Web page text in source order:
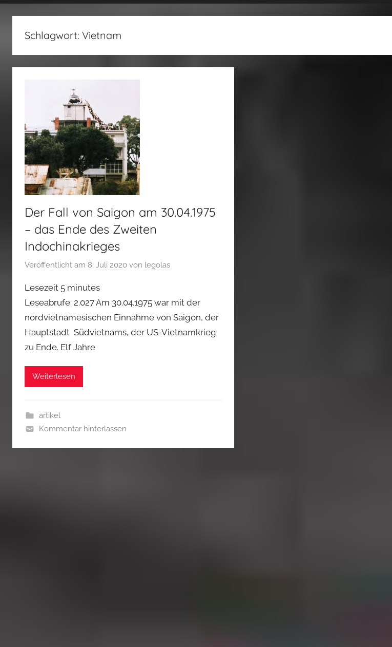
fertig…!
Schlagwort: Vietnam
Der Fall von Saigon am 30.04.1975
– das Ende des Zweiten
Indochinakrieges
Veröffentlicht am 8. Juli 2020 von legolas
Lesezeit 5 minutes
Leseabrufe: 2.027 Am 30.04.1975 war mit der
nordvietnamesischen Einnahme von Saigon, der
Hauptstadt Südvietnams, der US-Vietnamkrieg
zu Ende. Elf Jahre
Weiterlesen
artikel
Kommentar hinterlassen